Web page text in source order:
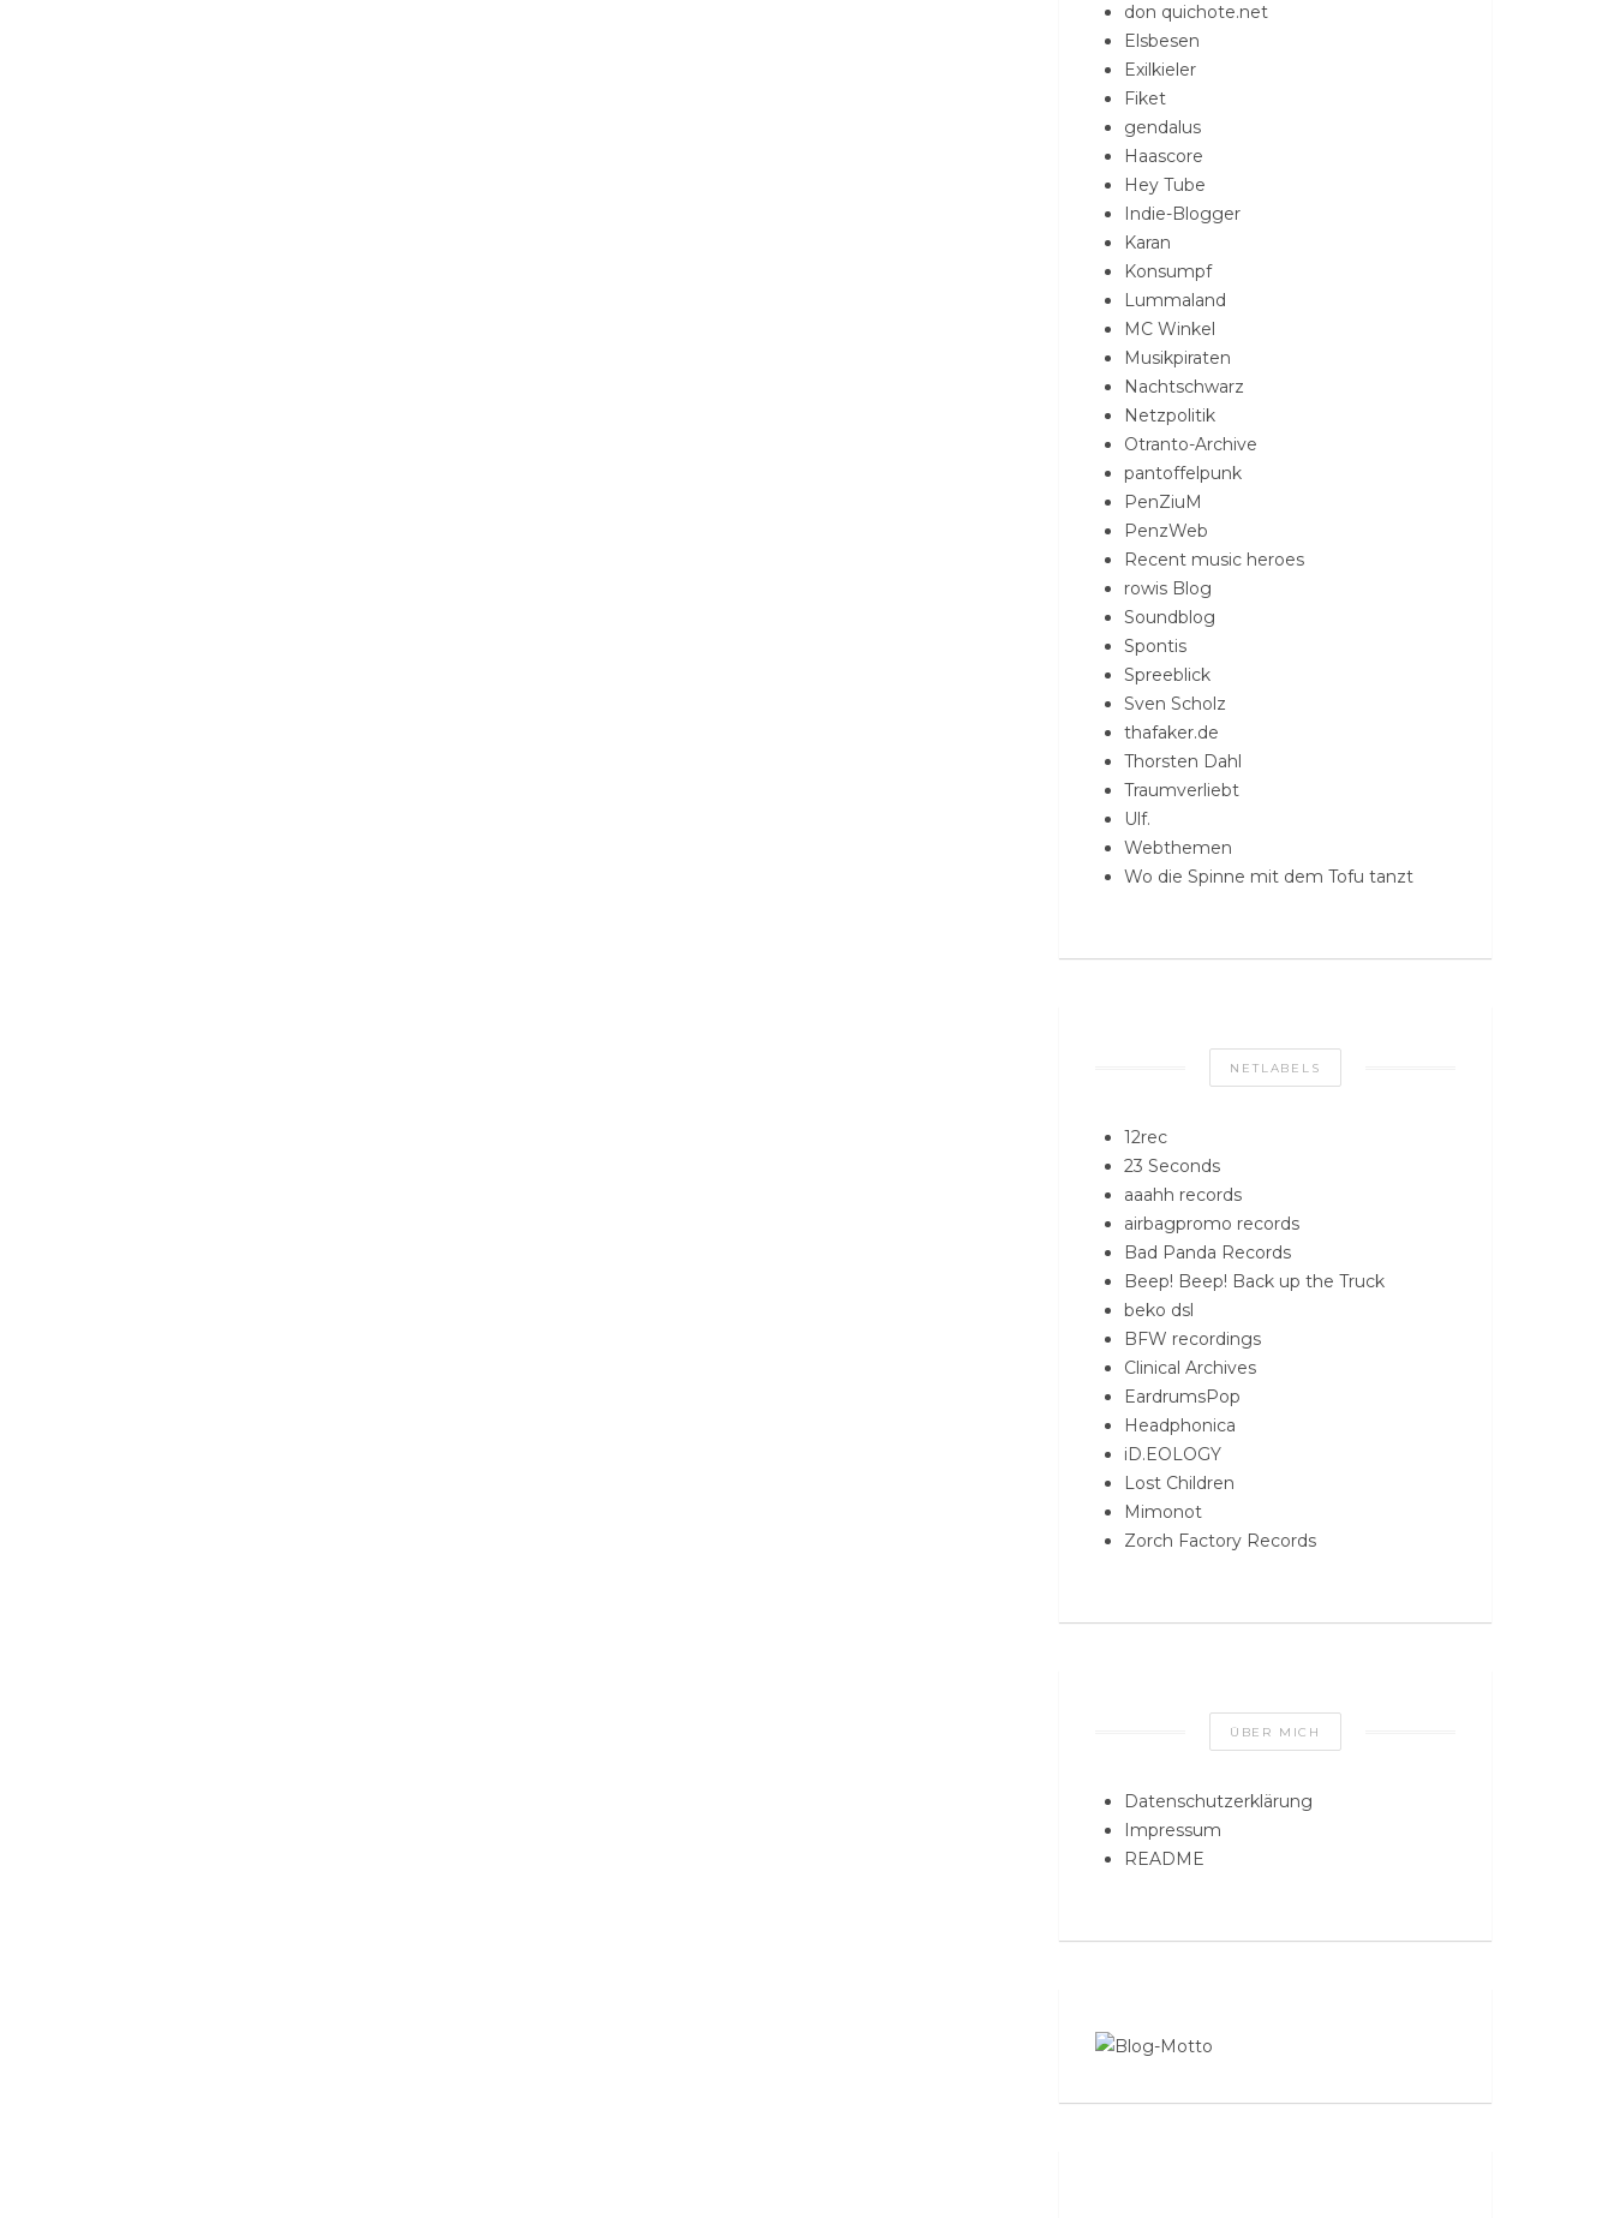
don quichote.net
Elsbesen
Exilkieler
Fiket
gendalus
Haascore
Hey Tube
Indie-Blogger
Karan
Konsumpf
Lummaland
MC Winkel
Musikpiraten
Nachtschwarz
Netzpolitik
Otranto-Archive
pantoffelpunk
PenZiuM
PenzWeb
Recent music heroes
rowis Blog
Soundblog
Spontis
Spreeblick
Sven Scholz
thafaker.de
Thorsten Dahl
Traumverliebt
Ulf.
Webthemen
Wo die Spinne mit dem Tofu tanzt
NETLABELS
12rec
23 Seconds
aaahh records
airbagpromo records
Bad Panda Records
Beep! Beep! Back up the Truck
beko dsl
BFW recordings
Clinical Archives
EardrumsPop
Headphonica
iD.EOLOGY
Lost Children
Mimonot
Zorch Factory Records
ÜBER MICH
Datenschutzerklärung
Impressum
README